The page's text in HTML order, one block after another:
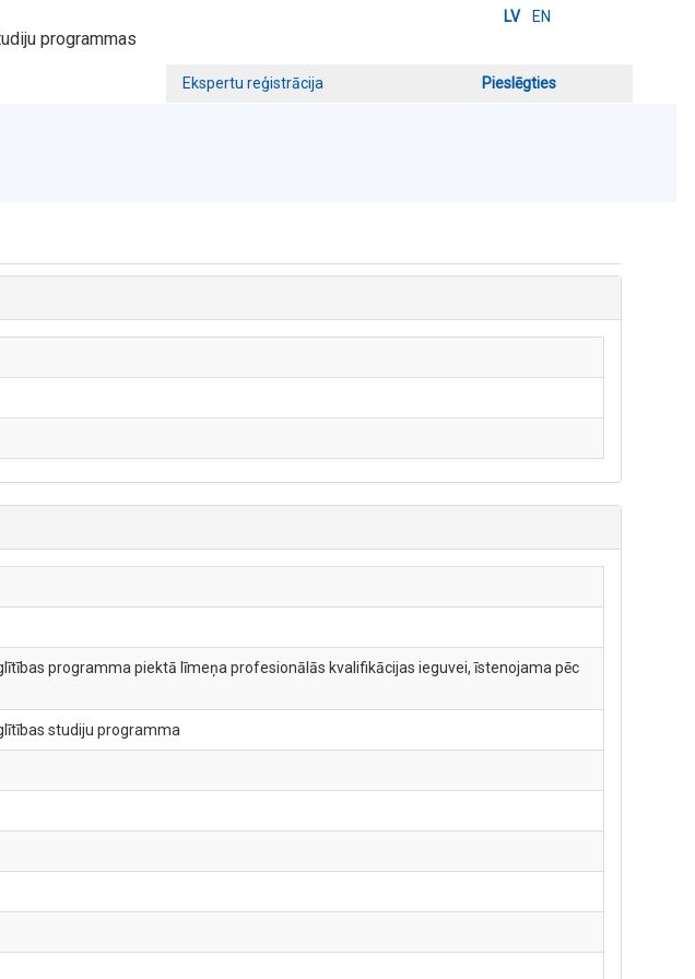
LV EN
programmas
Ekspertu reģistrācija Pieslēgties
programma piektā līmeņa profesionālās kvalifikācijas ieguvei, īstenojama pēc
studiju programma